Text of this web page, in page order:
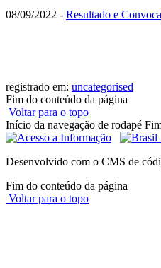
08/09/2022 - Resultado e
registrado em: uncategorised
Fim do conteúdo da página
Voltar para o topo
Início da navegação de rodapé
Desenvolvido com o CMS de
Fim do conteúdo da página
Voltar para o topo